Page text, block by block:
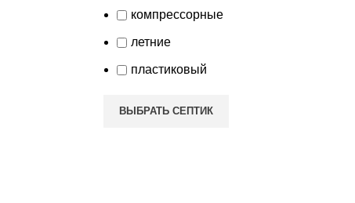
компрессорные
летние
пластиковый
ВЫБРАТЬ СЕПТИК